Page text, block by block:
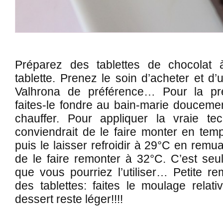
Préparez des tablettes de chocolat
tablette. Prenez le soin d’acheter et
Valhrona de préférence… Pour la
faites-le fondre au bain-marie
chauffer. Pour appliquer la vraie
conviendrait de le faire monter en
puis le laisser refroidir à 29°C en
de le faire remonter à 32°C. C’est
que vous pourriez l’utiliser… Petite
des tablettes: faites le moulage
dessert reste léger!!!!